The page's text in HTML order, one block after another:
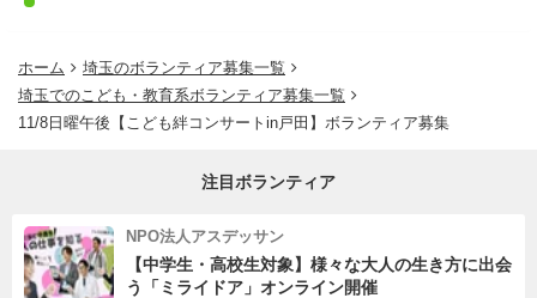
ホーム
埼玉のボランティア募集一覧
埼玉でのこども・教育系ボランティア募集一覧
11/8日曜午後【こども絆コンサートin戸田】ボランティア募集
注目ボランティア
NPO法人アスデッサン
【中学生・高校生対象】様々な大人の生き方に出会
う「ミライドア」オンライン開催